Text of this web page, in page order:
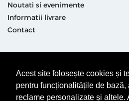
Acest site folosește cookies și
pentru funcționalitățile de bază,
reclame personalizate și altele.
Noutati si evenimente
Informatii livrare
Contact